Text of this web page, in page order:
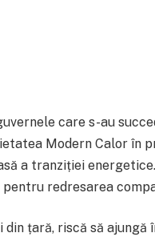
care s-au
Modern Calor în
a tranziției
redresarea
din țară, riscă să